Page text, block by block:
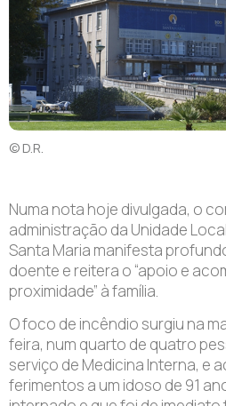
© D.R.
Numa nota hoje divulgada, o
administração da Unidade
Santa Maria manifesta
doente e reitera o “apoio e
proximidade” à família.
O foco de incêndio surgiu na
feira, num quarto de quatro
serviço de Medicina Interna, e
ferimentos a um idoso de 91